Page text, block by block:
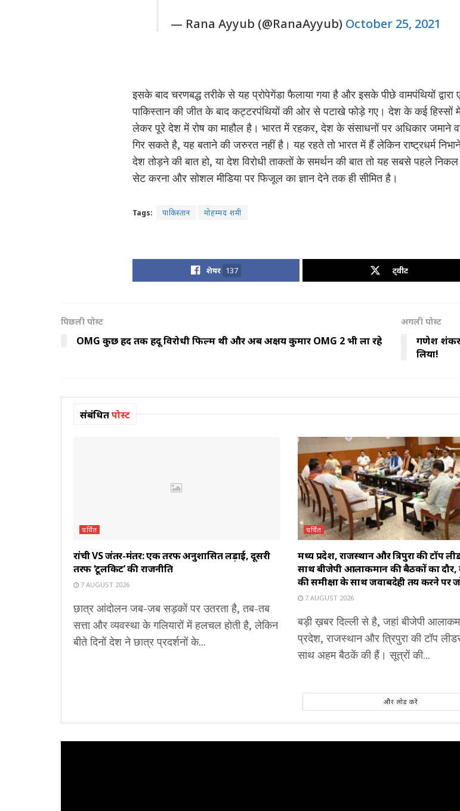
— Rana Ayyub (@RanaAyyub) October 25, 2021
इसके बाद चरणबद्ध तरीके से यह प्रोपेगेंडा फैलाया गया है और इसके पीछे वामपंथियों
पाकिस्तान की जीत के बाद कट्टरपंथियों की ओर से पटाखे फोड़े गए। देश के कई हिस्सों में
लेकर पूरे देश में रोष का माहौल है। भारत में रहकर, देश के संसाधनों पर अधिकार
गिर सकते है, यह बताने की जरुरत नहीं है। यह रहते तो भारत में हैं लेकिन राष्ट्रधर्म
देश तोड़ने की बात हो, या देश विरोधी ताकतों के समर्थन की बात तो यह सबसे पहले
सेट करना और सोशल मीडिया पर फिजूल का ज्ञान देने तक ही सीमित है।
Tags: पाकिस्तान मोहम्मद शमी
शेयर 137 ट्वीट
पिछली पोस्ट
OMG कुछ हद तक हिंदू विरोधी फिल्म थी और अब अक्षय कुमार OMG 2 भी ला रहे
अगली पोस्ट
गणेश शंकर
लिया!
संबंधितपोस्ट
चर्चित
रांची VS जंतर-मंतर: एक तरफ अनुशासित लड़ाई, दूसरी
तरफ ‘टूलकिट’ की राजनीति
7 AUGUST 2026
छात्र आंदोलन जब-जब सड़कों पर उतरता है, तब-तब
सत्ता और व्यवस्था के गलियारों में हलचल होती है, लेकिन
बीते दिनों देश ने छात्र प्रदर्शनों के...
चर्चित
मध्य प्रदेश, राजस्थान और त्रिपुरा की टॉप
साथ बीजेपी आलाकमान की बैठकों का
की समीक्षा के साथ जवाबदेही तय करने पर
7 AUGUST 2026
बड़ी ख़बर दिल्ली से है, जहां बीजेपी
प्रदेश, राजस्थान और त्रिपुरा की टॉप
साथ अहम बैठकें की हैं। सूत्रों की...
और लोड करें